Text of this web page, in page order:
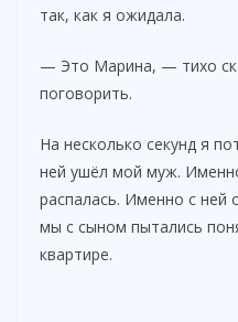
так, как я ожидала.
— Это Марина, — тихо
поговорить.
На несколько секунд я
ней ушёл мой муж.
распалась. Именно с ней
мы с сыном пытались
квартире.